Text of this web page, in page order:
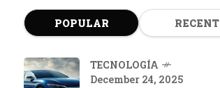
POPULAR RECENT
TECNOLOGÍA
December 24, 2025